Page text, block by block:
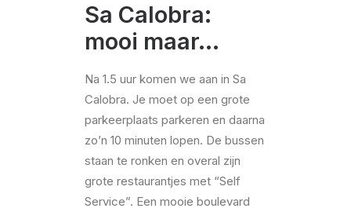
Sa Calobra:
mooi maar…
Na 1.5 uur komen we aan in Sa
Calobra. Je moet op een grote
parkeerplaats parkeren en daarna
zo’n 10 minuten lopen. De bussen
staan te ronken en overal zijn
grote restaurantjes met “Self
Service”. Een mooie boulevard